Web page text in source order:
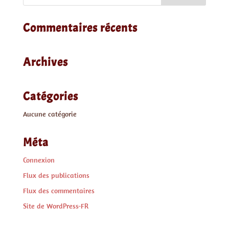
Commentaires récents
Archives
Catégories
Aucune catégorie
Méta
Connexion
Flux des publications
Flux des commentaires
Site de WordPress-FR